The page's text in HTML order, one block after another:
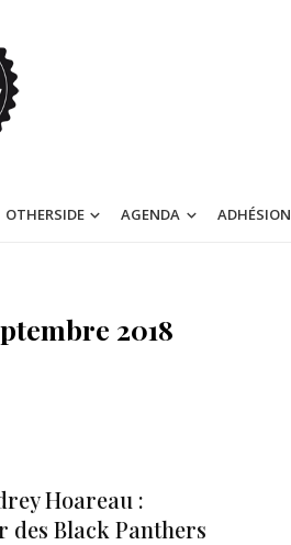
OTHERSIDE AGENDA ADHÉSION
2018
Hoareau :
des Black Panthers